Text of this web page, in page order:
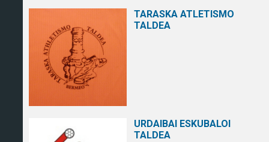
TARASKA ATLETISMO
TALDEA
URDAIBAI ESKUBALOI
TALDEA